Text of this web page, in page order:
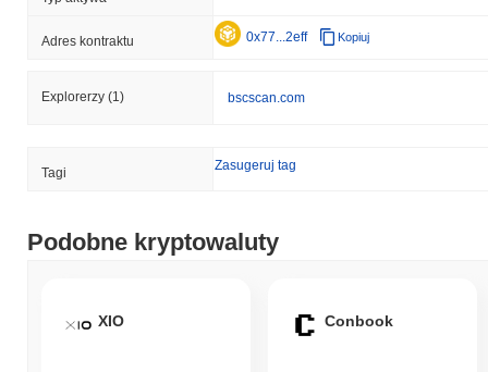
Adres kontraktu 0x77...2eff Kopiuj
Explorerzy (1) bscscan.com
Tagi Zasugeruj tag
Podobne kryptowaluty
XIO Conbook